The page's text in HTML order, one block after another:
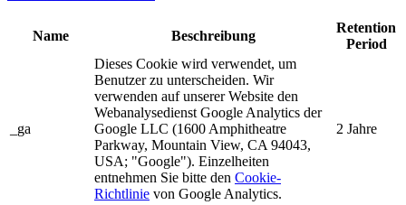
Name Beschreibung
Retention
Period
_ga
Dieses Cookie wird verwendet, um
Benutzer zu unterscheiden. Wir
verwenden auf unserer Website den
Webanalysedienst Google Analytics der
Google LLC (1600 Amphitheatre
Parkway, Mountain View, CA 94043,
USA; "Google"). Einzelheiten
entnehmen Sie bitte den Cookie-
Richtlinie von Google Analytics.
2 Jahre